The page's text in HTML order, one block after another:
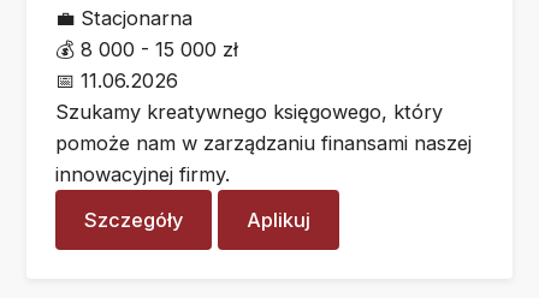
💼 Stacjonarna
💰 8 000 - 15 000 zł
📅 11.06.2026
Szukamy kreatywnego księgowego, który
pomoże nam w zarządzaniu finansami naszej
innowacyjnej firmy.
Szczegóły
Aplikuj